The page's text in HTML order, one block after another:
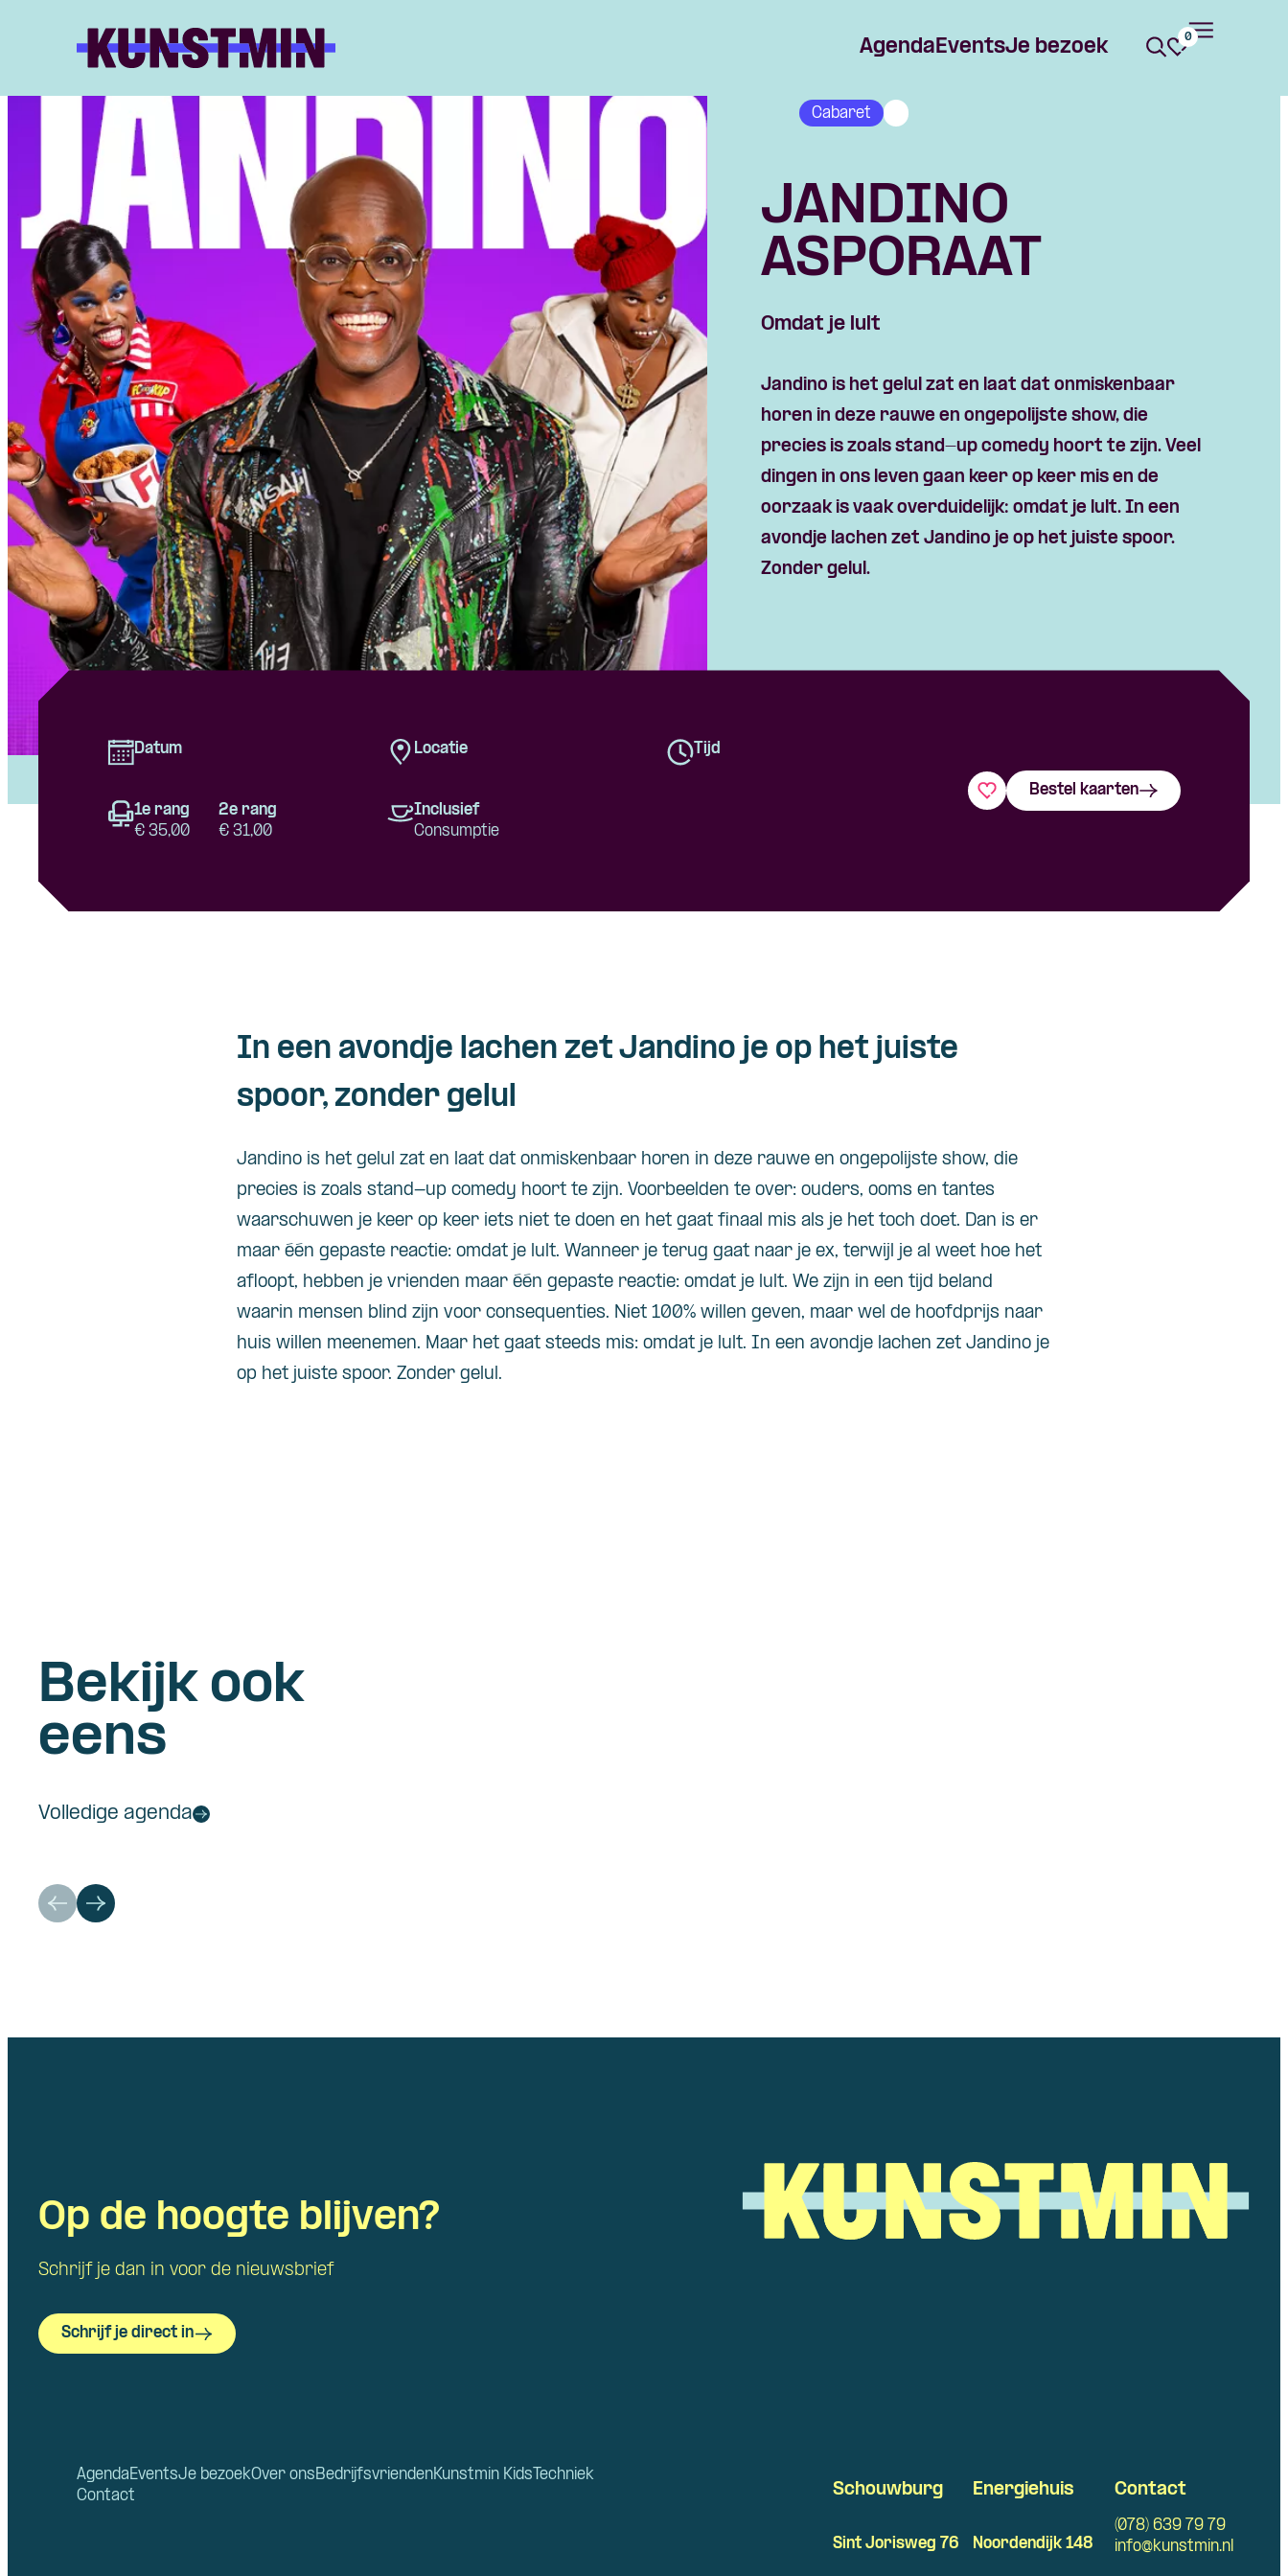
Skip navigatie
AgendaEventsJe bezoek 0
Cabaret
JANDINO
ASPORAAT
Omdat je lult
Jandino is het gelul zat en laat datonmiskenbaar
horen in deze rauwe en ongepolijste show, die
precies is zoals stand-up comedy hoort te zijn. Veel
dingen in ons leven gaan keer op keer mis en de
oorzaak is vaak overduidelijk: omdat je lult.In een
avondje lachen zetJandino je op het juiste spoor.
Zonder gelul.
Datum Locatie Tijd
1e rang
€ 35,00
2e rang
€ 31,00
Inclusief
Consumptie
Bestel kaarten
In een avondje lachen zet Jandino je op het juiste
spoor, zonder gelul
Jandino is het gelul zat en laat dat onmiskenbaar horen in deze rauwe en ongepolijste show, die
precies is zoals stand-up comedy hoort te zijn. Voorbeelden te over: ouders, ooms en tantes
waarschuwen je keer op keer iets niet te doen en het gaat finaal mis als je het toch doet. Dan is er
maar één gepaste reactie: omdat je lult. Wanneer je terug gaat naar je ex, terwijl je al weet hoe het
afloopt, hebben je vrienden maar één gepaste reactie: omdat je lult. We zijn in een tijd beland
waarin mensen blind zijn voor consequenties. Niet 100% willen geven, maar wel de hoofdprijs naar
huis willen meenemen. Maar het gaat steeds mis: omdat je lult. In een avondje lachen zet Jandino je
op het juiste spoor. Zonder gelul.
Bekijk ook
eens
Volledige agenda
Op de hoogte blijven?
Schrijf je dan in voor de nieuwsbrief
Schrijf je direct in
AgendaEventsJe bezoekOver onsBedrijfsvriendenKunstmin Kids Techniek
Contact
Schouwburg
Sint Jorisweg 76
Energiehuis
Noordendijk 148
Contact
(078) 639 79 79
info@kunstmin.nl